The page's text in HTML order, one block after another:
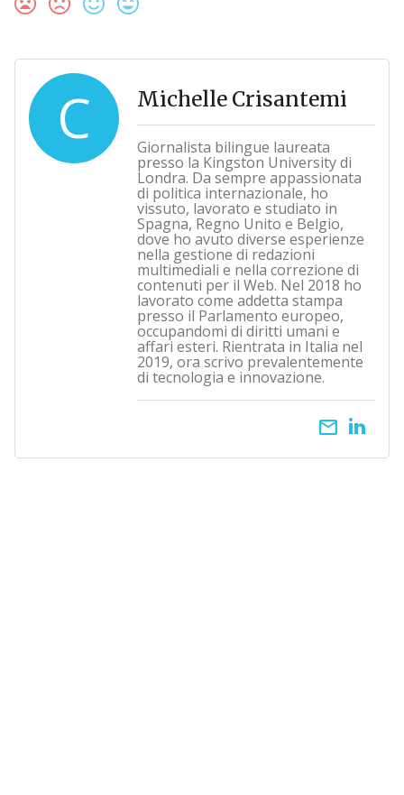
C Michelle Crisantemi
Giornalista bilingue laureata
presso la Kingston University di
Londra. Da sempre appassionata
di politica internazionale, ho
vissuto, lavorato e studiato in
Spagna, Regno Unito e Belgio,
dove ho avuto diverse esperienze
nella gestione di redazioni
multimediali e nella correzione di
contenuti per il Web. Nel 2018 ho
lavorato come addetta stampa
presso il Parlamento europeo,
occupandomi di diritti umani e
affari esteri. Rientrata in Italia nel
2019, ora scrivo prevalentemente
di tecnologia e innovazione.
email